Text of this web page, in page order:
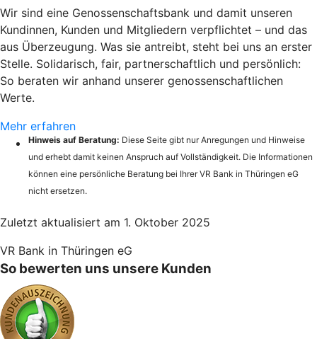
Wir sind eine Genossenschaftsbank und damit unseren
Kundinnen, Kunden und Mitgliedern verpflichtet – und das
aus Überzeugung. Was sie antreibt, steht bei uns an erster
Stelle. Solidarisch, fair, partnerschaftlich und persönlich:
So beraten wir anhand unserer genossenschaftlichen
Werte.
Mehr erfahren
Hinweis auf Beratung: Diese Seite gibt nur Anregungen und Hinweise
und erhebt damit keinen Anspruch auf Vollständigkeit. Die Informationen
können eine persönliche Beratung bei Ihrer VR Bank in Thüringen eG
nicht ersetzen.
Zuletzt aktualisiert am 1. Oktober 2025
VR Bank in Thüringen eG
So bewerten uns unsere Kunden